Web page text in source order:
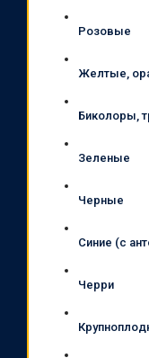
Розовые
Желтые,
Биколоры,
Зеленые
Черные
Синие (с
Черри